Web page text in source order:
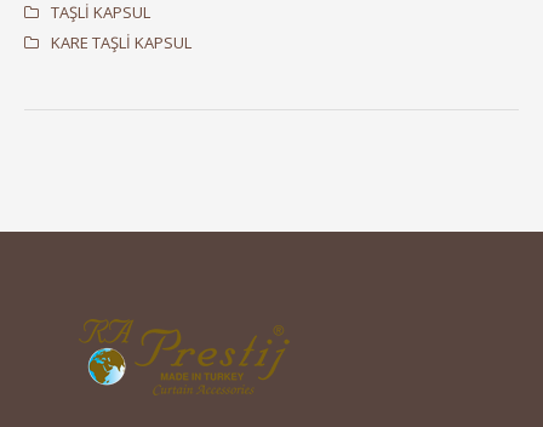
TAŞLİ KAPSUL
KARE TAŞLİ KAPSUL